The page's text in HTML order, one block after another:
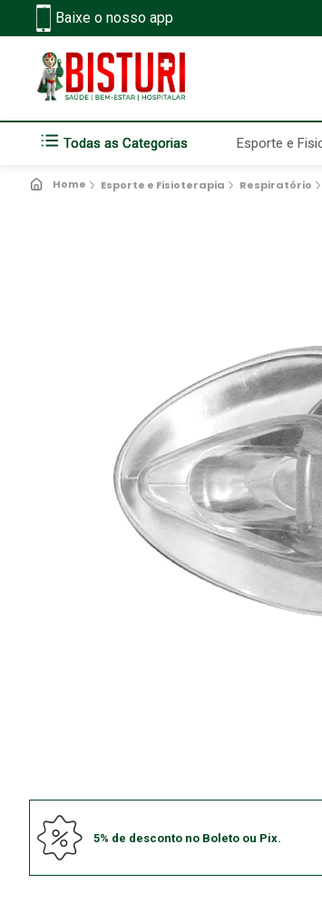
Baixe o nosso app
Todas as Categorias Esporte e
Esporte e Fisioterapia Respiratório
5% de desconto no Boleto ou Pix.